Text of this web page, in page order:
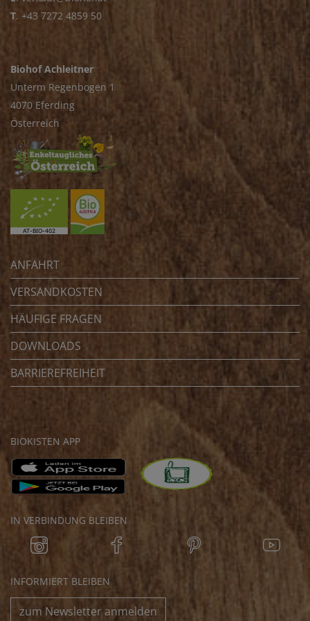
T. +43 7272 4859 50
Biohof Achleitner
Unterm Regenbogen 1
4070 Eferding
Österreich
ANFAHRT
VERSANDKOSTEN
HÄUFIGE FRAGEN
DOWNLOADS
BARRIEREFREIHEIT
BIOKISTEN APP
IN VERBINDUNG BLEIBEN
INFORMIERT BLEIBEN
zum Newsletter anmelden